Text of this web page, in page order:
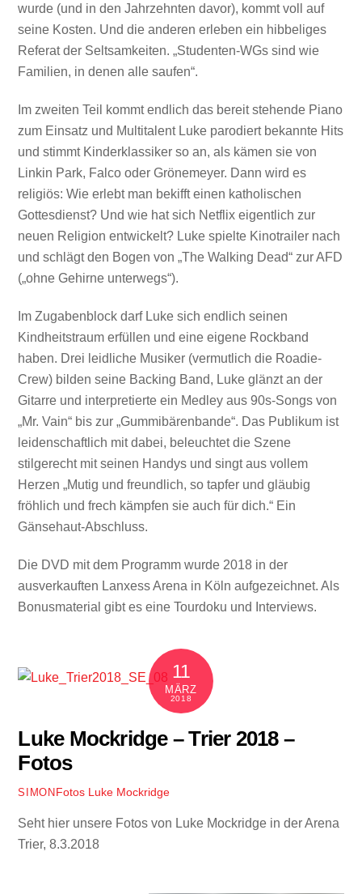
wurde (und in den Jahrzehnten davor), kommt voll auf
seine Kosten. Und die anderen erleben ein hibbeliges
Referat der Seltsamkeiten. „Studenten-WGs sind wie
Familien, in denen alle saufen“.
Im zweiten Teil kommt endlich das bereit stehende Piano
zum Einsatz und Multitalent Luke parodiert bekannte Hits
und stimmt Kinderklassiker so an, als kämen sie von
Linkin Park, Falco oder Grönemeyer. Dann wird es
religiös: Wie erlebt man bekifft einen katholischen
Gottesdienst? Und wie hat sich Netflix eigentlich zur
neuen Religion entwickelt? Luke spielte Kinotrailer nach
und schlägt den Bogen von „The Walking Dead“ zur AFD
(„ohne Gehirne unterwegs“).
Im Zugabenblock darf Luke sich endlich seinen
Kindheitstraum erfüllen und eine eigene Rockband
haben. Drei leidliche Musiker (vermutlich die Roadie-
Crew) bilden seine Backing Band, Luke glänzt an der
Gitarre und interpretierte ein Medley aus 90s-Songs von
„Mr. Vain“ bis zur „Gummibärenbande“. Das Publikum ist
leidenschaftlich mit dabei, beleuchtet die Szene
stilgerecht mit seinen Handys und singt aus vollem
Herzen „Mutig und freundlich, so tapfer und gläubig
fröhlich und frech kämpfen sie auch für dich.“ Ein
Gänsehaut-Abschluss.
Die DVD mit dem Programm wurde 2018 in der
ausverkauften Lanxess Arena in Köln aufgezeichnet. Als
Bonusmaterial gibt es eine Tourdoku und Interviews.
11
MÄRZ
2018
Luke Mockridge – Trier 2018 –
Fotos
SIMONFotos Luke Mockridge
Seht hier unsere Fotos von Luke Mockridge in der Arena
Trier, 8.3.2018